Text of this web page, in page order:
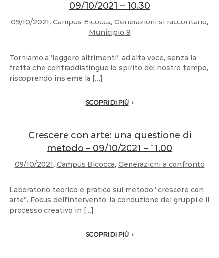
09/10/2021 – 10.30
09/10/2021, Campus Bicocca, Generazioni si raccontano,
Municipio 9
Torniamo a ‘leggere altrimenti’, ad alta voce, senza la
fretta che contraddistingue lo spirito del nostro tempo,
riscoprendo insieme la […]
SCOPRI DI PIÙ
Crescere con arte: una questione di
metodo – 09/10/2021 – 11.00
09/10/2021, Campus Bicocca, Generazioni a confronto
Laboratorio teorico e pratico sul metodo “crescere con
arte”. Focus dell’intervento: la conduzione dei gruppi e il
processo creativo in […]
SCOPRI DI PIÙ